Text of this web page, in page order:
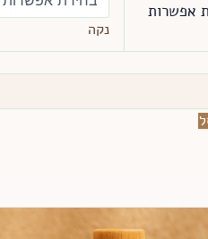
אפשרות
נקה